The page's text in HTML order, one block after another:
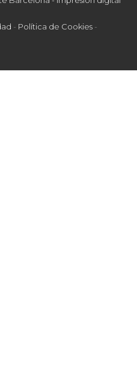
- Política de Cookies -